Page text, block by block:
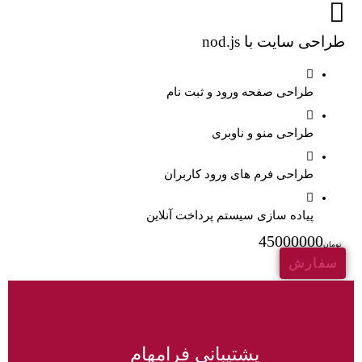
طراحی سایت با nod.js
طراحی صفحه ورود و ثبت نام
طراحی منو و ناوبری
طراحی فرم های ورود کاربران
پیاده سازی سیستم پرداخت آنلاین
تومان45000000
سفارش
پشتیبانی فرامهام